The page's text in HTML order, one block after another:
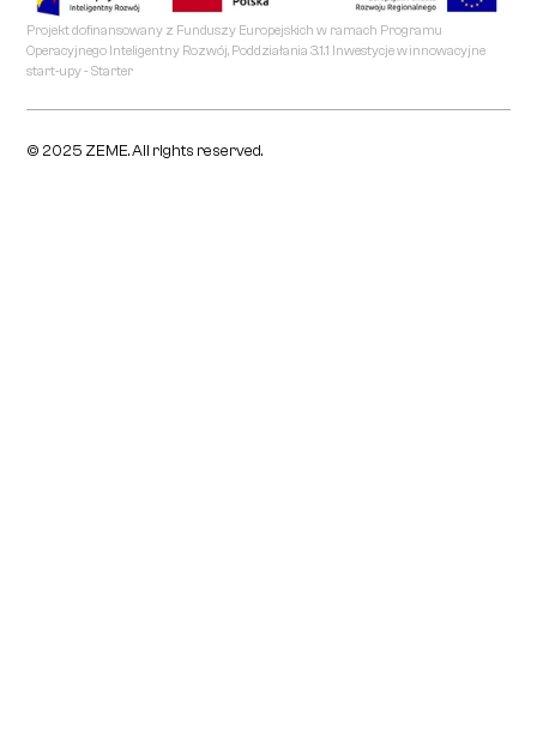
Projekt dofinansowany z Funduszy Europejskich w ramach Programu
Operacyjnego Inteligentny Rozwój, Poddziałania 3.1.1 Inwestycje w innowacyjne
start-upy - Starter
© 2025 ZEME. All rights reserved.